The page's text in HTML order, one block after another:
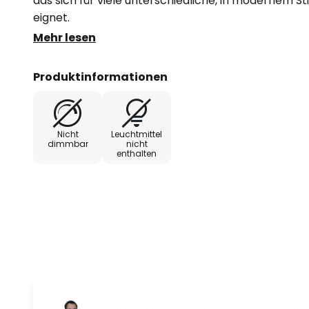
eignet.
weißem Milchglas befestigt, der das Licht bricht
Mehr lesen
Produktinformationen
Nicht
dimmbar
Leuchtmittel
nicht
enthalten